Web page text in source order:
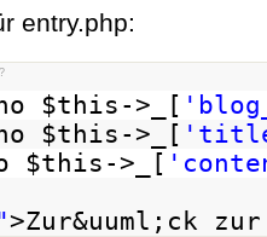
entry.php:
?
$this ->_[
$this ->_[
$this ->_[
>Zur&uuml;ck